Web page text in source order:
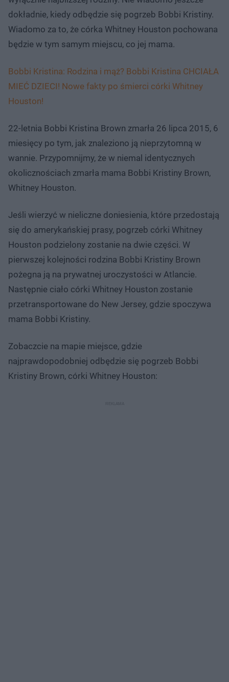
dokładnie, kiedy odbędzie się pogrzeb Bobbi Kristiny.
Wiadomo za to, że córka Whitney Houston pochowana
będzie w tym samym miejscu, co jej mama.
Bobbi Kristina: Rodzina i mąż? Bobbi Kristina CHCIAŁA
MIEĆ DZIECI! Nowe fakty po śmierci córki Whitney
Houston!
22-letnia Bobbi Kristina Brown zmarła 26 lipca 2015, 6
miesięcy po tym, jak znaleziono ją nieprzytomną w
wannie. Przypomnijmy, że w niemal identycznych
okolicznościach zmarła mama Bobbi Kristiny Brown,
Whitney Houston.
Jeśli wierzyć w nieliczne doniesienia, które przedostają
się do amerykańskiej prasy, pogrzeb córki Whitney
Houston podzielony zostanie na dwie części. W
pierwszej kolejności rodzina Bobbi Kristiny Brown
pożegna ją na prywatnej uroczystości w Atlancie.
Następnie ciało córki Whitney Houston zostanie
przetransportowane do New Jersey, gdzie spoczywa
mama Bobbi Kristiny.
Zobaczcie na mapie miejsce, gdzie
najprawdopodobniej odbędzie się pogrzeb Bobbi
Kristiny Brown, córki Whitney Houston: